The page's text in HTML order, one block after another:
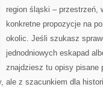
region śląski – przestrzeń,
konkretne propozycje na
okolic. Jeśli szukasz
jednodniowych eskapad
znajdziesz tu opisy pisane
ale z szacunkiem dla